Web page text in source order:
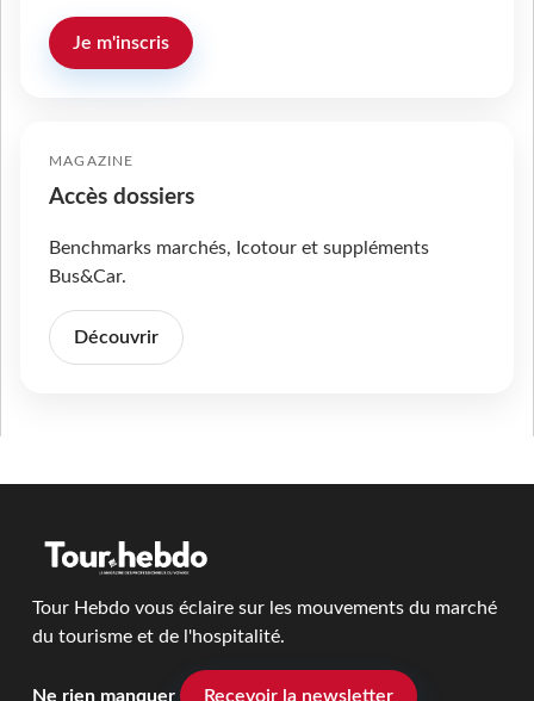
Je m'inscris
MAGAZINE
Accès dossiers
Benchmarks marchés, Icotour et suppléments
Bus&Car.
Découvrir
Tour Hebdo vous éclaire sur les mouvements du marché
du tourisme et de l'hospitalité.
Ne rien manquer Recevoir la newsletter